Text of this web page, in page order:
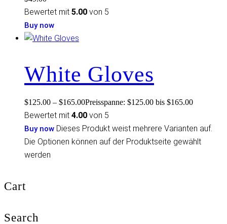
Bewertet mit 5.00 von 5
Buy now
White Gloves
$125.00 – $165.00Preisspanne: $125.00 bis $165.00
Bewertet mit 4.00 von 5
Buy now Dieses Produkt weist mehrere Varianten auf.
Die Optionen können auf der Produktseite gewählt
werden
Cart
Search